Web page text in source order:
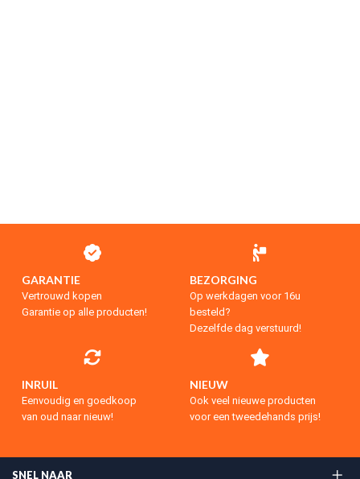
GARANTIE
Vertrouwd kopen
Garantie op alle producten!
BEZORGING
Op werkdagen voor 16u
besteld?
Dezelfde dag verstuurd!
INRUIL
Eenvoudig en goedkoop
van oud naar nieuw!
NIEUW
Ook veel nieuwe producten
voor een tweedehands prijs!
SNEL NAAR